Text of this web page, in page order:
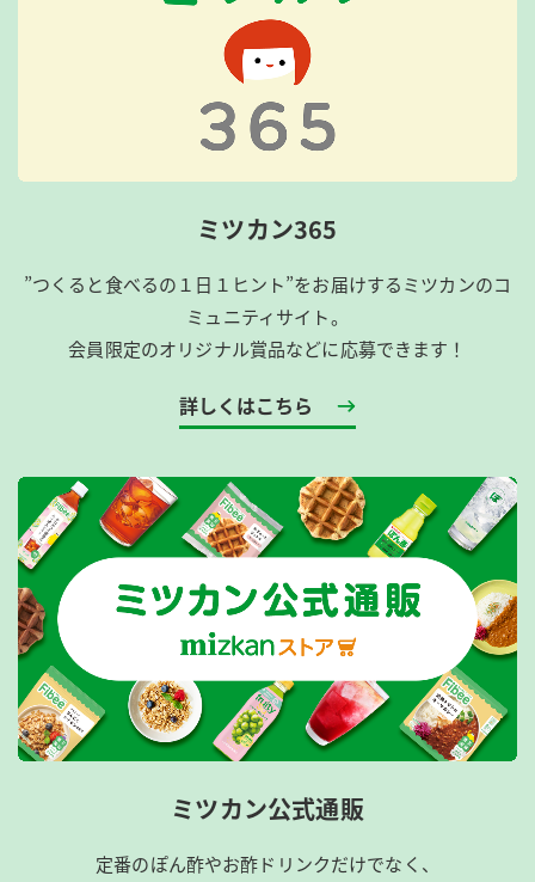
ミツカン365
”つくると食べるの１日１ヒント”をお届けするミツカンのコ
ミュニティサイト。
会員限定のオリジナル賞品などに応募できます！
詳しくはこちら
ミツカン公式通販
定番のぽん酢やお酢ドリンクだけでなく、